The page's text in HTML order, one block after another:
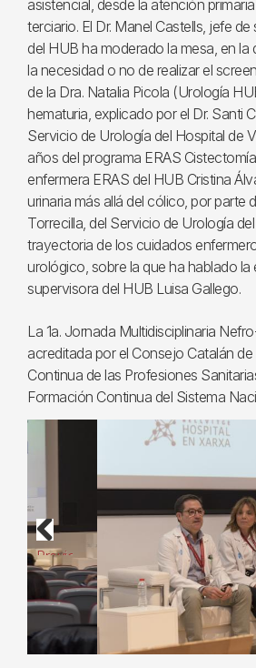
asistencial, desde la atención
terciario. El Dr. Manel Castells, jefe
del HUB ha moderado la mesa, en la
la necesidad o no de realizar el
de la Dra. Natalia Picola (Urología
hematuria, explicado por el Dr. Santi
Servicio de Urología del Hospital de
años del programa ERAS
enfermera ERAS del HUB Cristina
urinaria más allá del cólico, por parte
Torrecilla, del Servicio de Urología
trayectoria de los cuidados
urológico, sobre la que ha hablado la
supervisora del HUB Luisa Gallego.
La 1a. Jornada Multidisciplinaria
acreditada por el Consejo Catalán
Continua de las Profesiones
Formación Continua del Sistema
Previous